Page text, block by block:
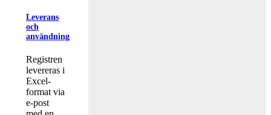
Leverans
och
användning
Registren
levereras i
Excel-
format via
e-post